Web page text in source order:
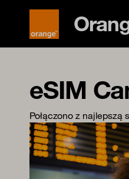
eSIM
Połączono z najlepszą